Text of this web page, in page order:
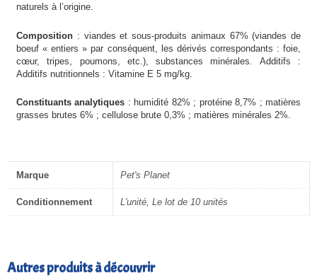
naturels à l’origine.
Composition : viandes et sous-produits animaux 67% (viandes de
boeuf « entiers » par conséquent, les dérivés correspondants : foie,
cœur, tripes, poumons, etc.), substances minérales. Additifs :
Additifs nutritionnels : Vitamine E 5 mg/kg.
Constituants analytiques : humidité 82% ; protéine 8,7% ; matières
grasses brutes 6% ; cellulose brute 0,3% ; matières minérales 2%.
Marque Pet's Planet
Conditionnement L'unité, Le lot de 10 unités
Autres produits à découvrir